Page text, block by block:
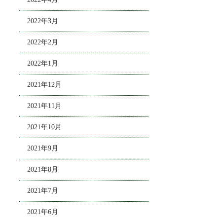
2022年3月
2022年2月
2022年1月
2021年12月
2021年11月
2021年10月
2021年9月
2021年8月
2021年7月
2021年6月